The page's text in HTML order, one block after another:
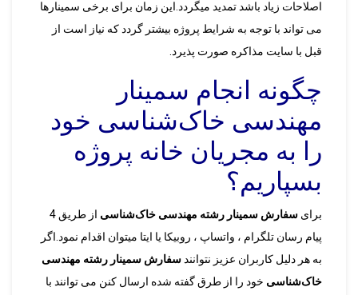
اصلاحات زیاد باشد تمدید میگردد.این زمان برای برخی سمینارها
می تواند با توجه به شرایط پروژه بیشتر گردد که نیاز است از
قبل با سایت مذاکره صورت پذیرد.
چگونه انجام سمینار
مهندسی خاک‌شناسی خود
را به مجریان خانه پروژه
بسپاریم؟
برای سفارش سمینار رشته مهندسی خاک‌شناسی
از طریق 4
پیام رسان تلگرام ، واتساپ ، روبیکا یا ایتا میتوان اقدام نمود.اگر
به هر دلیل کاربران عزیز نتوانندسفارش سمینار رشته مهندسی
خاک‌شناسی خود را از طرق گفته شده ارسال کنن می توانند با